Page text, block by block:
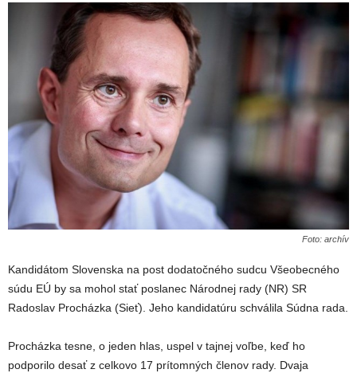
Foto: archív
Kandidátom Slovenska na post dodatočného sudcu Všeobecného
súdu EÚ by sa mohol stať poslanec Národnej rady (NR) SR
Radoslav Procházka (Sieť). Jeho kandidatúru schválila Súdna rada.
Procházka tesne, o jeden hlas, uspel v tajnej voľbe, keď ho
podporilo desať z celkovo 17 prítomných členov rady. Dvaja